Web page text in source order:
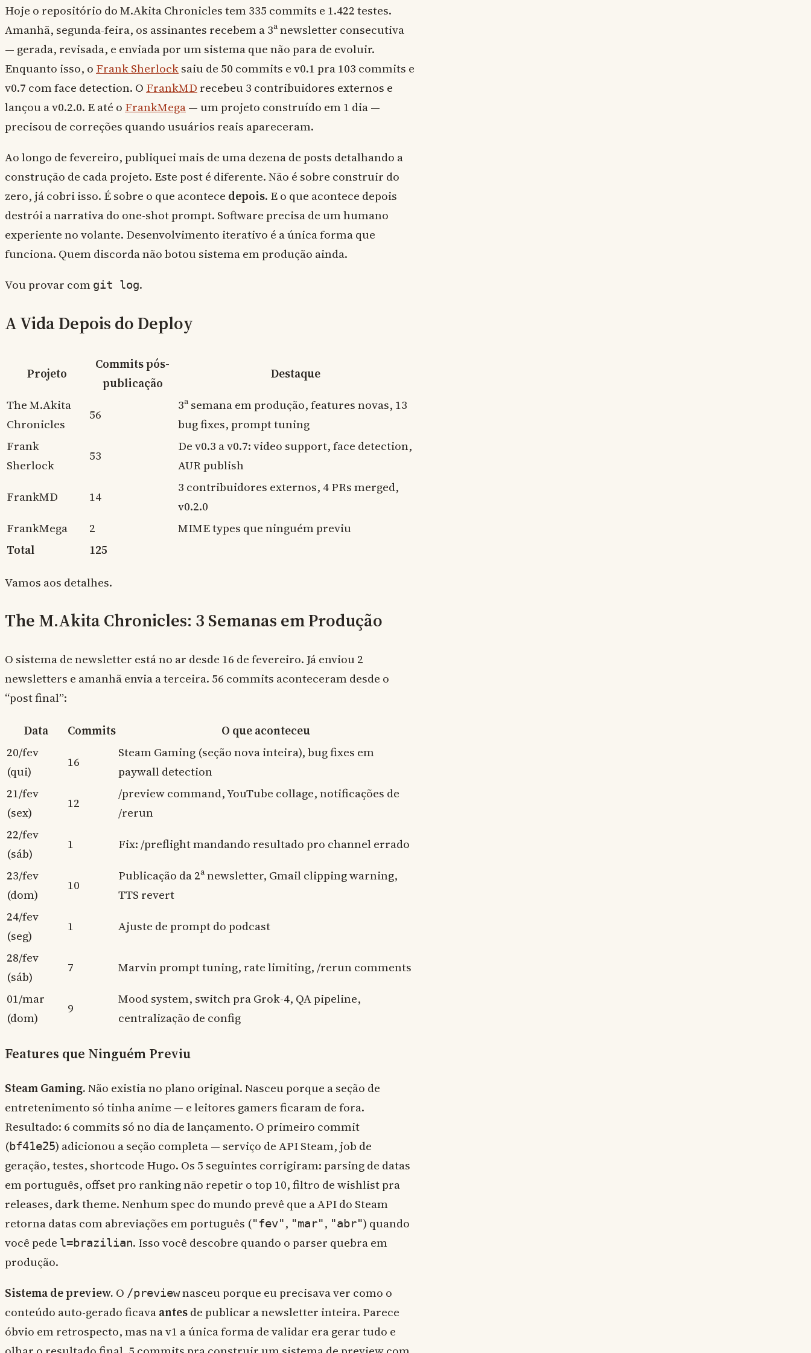
Hoje o repositório do M.Akita Chronicles tem 335 commits e 1.422 testes.
Amanhã, segunda-feira, os assinantes recebem a 3ª newsletter consecutiva
— gerada, revisada, e enviada por um sistema que não para de evoluir.
Enquanto isso, o Frank Sherlocksaiu de 50 commits e v0.1 pra 103 commits e
v0.7 com face detection. O FrankMD recebeu 3 contribuidores externos e
lançou a v0.2.0. E até o FrankMega— um projeto construído em 1 dia —
precisou de correções quando usuários reais apareceram.
Ao longo de fevereiro, publiquei mais de uma dezena de posts detalhando a
construção de cada projeto. Este post é diferente. Não é sobre construir do
zero, já cobri isso. É sobre o que acontece depois. E o que acontece depois
destrói a narrativa do one-shot prompt. Software precisa de um humano
experiente no volante. Desenvolvimento iterativo é a única forma que
funciona. Quem discorda não botou sistema em produção ainda.
Vou provar com git log.
A Vida Depois do Deploy
Projeto
Commits pós-
publicação
Destaque
The M.Akita
Chronicles
56
3ª semana em produção, features novas, 13
bug fixes, prompt tuning
Frank
Sherlock
53
De v0.3 a v0.7: video support, face detection,
AUR publish
FrankMD
14
3 contribuidores externos, 4 PRs merged,
v0.2.0
FrankMega
2
MIME types que ninguém previu
Total
125
Vamos aos detalhes.
The M.Akita Chronicles: 3 Semanas em Produção
O sistema de newsletter está no ar desde 16 de fevereiro. Já enviou 2
newsletters e amanhã envia a terceira. 56 commits aconteceram desde o
“post final”:
Data Commits
O que aconteceu
20/fev
(qui)
16
Steam Gaming (seção nova inteira), bug fixes em
paywall detection
21/fev
(sex)
12
/preview command, YouTube collage, notificações de
/rerun
22/fev
(sáb)
1
Fix: /preflight mandando resultado pro channel errado
23/fev
(dom)
10
Publicação da 2ª newsletter, Gmail clipping warning,
TTS revert
24/fev
(seg)
1
Ajuste de prompt do podcast
28/fev
(sáb)
7
Marvin prompt tuning, rate limiting, /rerun comments
01/mar
(dom)
9
Mood system, switch pra Grok-4, QA pipeline,
centralização de config
Features que Ninguém Previu
Steam Gaming.Não existia no plano original. Nasceu porque a seção de
entretenimento só tinha anime — e leitores gamers ficaram de fora.
Resultado: 6 commits só no dia de lançamento. O primeiro commit
(bf41e25) adicionou a seção completa — serviço de API Steam, job de
geração, testes, shortcode Hugo. Os 5 seguintes corrigiram: parsing de datas
em português, offset pro ranking não repetir o top 10, filtro de wishlist pra
releases, dark theme. Nenhum spec do mundo prevê que a API do Steam
retorna datas com abreviações em português ("fev", "mar", "abr") quando
você pede l=brazilian. Isso você descobre quando o parser quebra em
produção.
Sistema de preview. O /previewnasceu porque eu precisava ver como o
conteúdo auto-gerado ficavaantesde publicar a newsletter inteira. Parece
óbvio em retrospecto, mas na v1 a única forma de validar era gerar tudo e